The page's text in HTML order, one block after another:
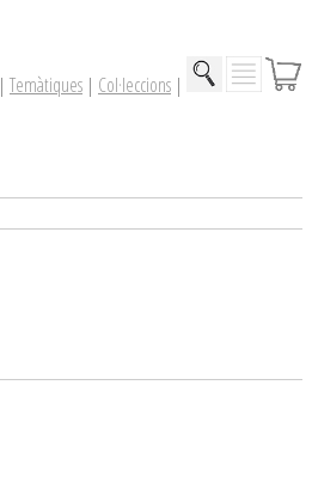
| Temàtiques | Col·leccions |